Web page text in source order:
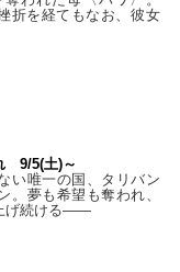
を経てもなお、彼女
9/5(土)～
い唯一の国、タリバン
。夢も希望も奪われ、
げ続ける——